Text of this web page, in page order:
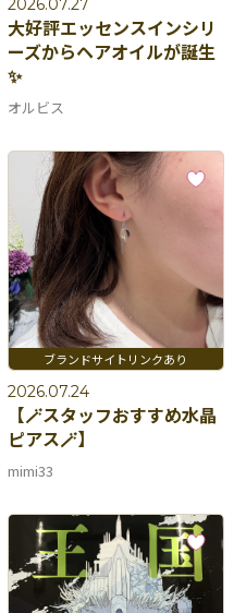
2026.07.27
大好評エッセンスインシリ
ーズからヘアオイルが誕生
✨
オルビス
2026.07.24
【🪄スタッフおすすめ水晶
ピアス🪄】
mimi33